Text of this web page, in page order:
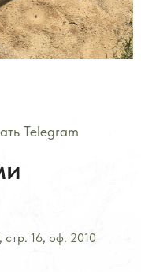
Telegram
стр. 16, оф. 2010